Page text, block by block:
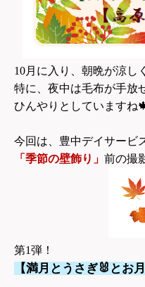
10月に入り、朝晩が涼し
特に、夜中は毛布が手放
ひんやりとしていますね
今回は、豊中デイサービ
「季節の壁飾り」 前の撮
第1弾！
【満月とうさぎ🐰とお月